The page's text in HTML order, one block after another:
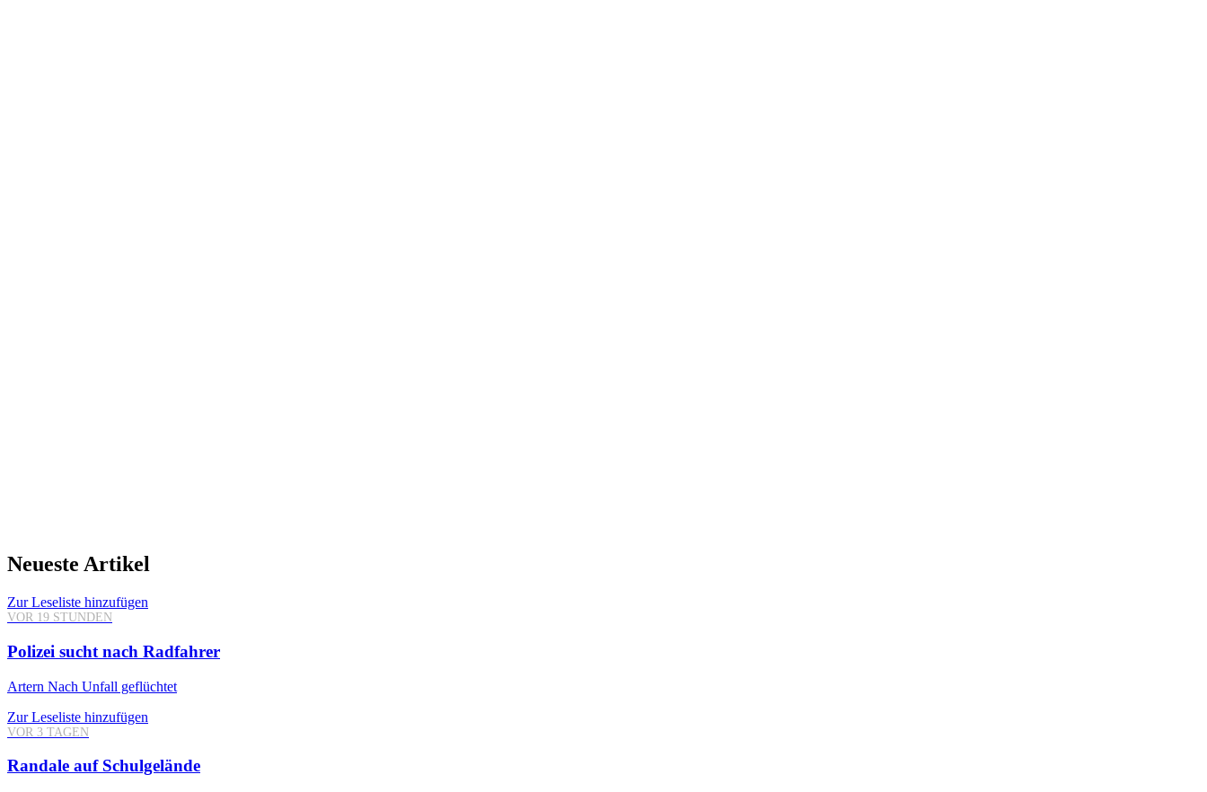
Neueste Artikel
Zur Leseliste hinzufügen
VOR 19 STUNDEN
Polizei sucht nach Radfahrer
Artern Nach Unfall geflüchtet
Zur Leseliste hinzufügen
VOR 3 TAGEN
Randale auf Schulgelände